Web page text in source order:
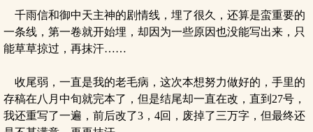
千雨信和御中天主神的剧情线，埋了很久，还算是蛮重要的
一条线，第一卷就开始埋，却因为一些原因也没能写出来，只
能草草掠过，再抹汗……
收尾弱，一直是我的老毛病，这次本想努力做好的，手里的
存稿在八月中旬就完本了，但是结尾却一直在改，直到27号，
我还重写了一遍，前后改了3，4回，废掉了三万字，但最终还